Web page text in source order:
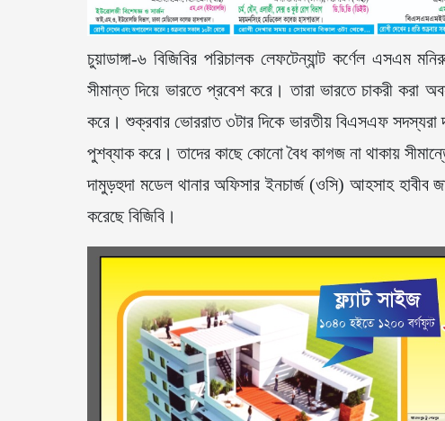
চুয়াডাঙ্গা-৬ বিজিবির পরিচালক লেফটেন্যান্ট কর্ণেল এসএম
সীমান্ত দিয়ে ভারতে প্রবেশ করে। তারা ভারতে চাকরী
করে। শুক্রবার ভোররাত ৩টার দিকে ভারতীয় বিএসএফ সদস্যরা
পুশব্যাক করে। তাদের কাছে কোনো বৈধ কাগজ না থাকায়
দামুড়হুদা মডেল থানার অফিসার ইনচার্জ (ওসি) আহসাহ হাবীব
করেছে বিজিবি।